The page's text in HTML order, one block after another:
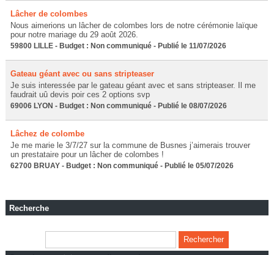
Lâcher de colombes
Nous aimerions un lâcher de colombes lors de notre cérémonie laïque
pour notre mariage du 29 août 2026.
59800 LILLE - Budget : Non communiqué - Publié le 11/07/2026
Gateau géant avec ou sans stripteaser
Je suis interessée par le gateau géant avec et sans stripteaser. Il me
faudrait uû devis poir ces 2 options svp
69006 LYON - Budget : Non communiqué - Publié le 08/07/2026
Lâchez de colombe
Je me marie le 3/7/27 sur la commune de Busnes j’aimerais trouver
un prestataire pour un lâcher de colombes !
62700 BRUAY - Budget : Non communiqué - Publié le 05/07/2026
Recherche